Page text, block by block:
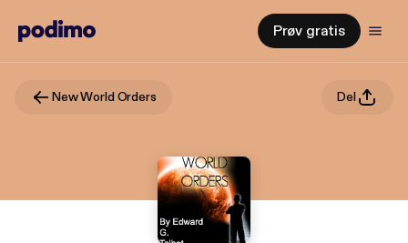
Prøv gratis
New World Orders Del